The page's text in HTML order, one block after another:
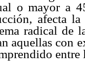
o mayor a
afecta
radical de
aquellas con
entre